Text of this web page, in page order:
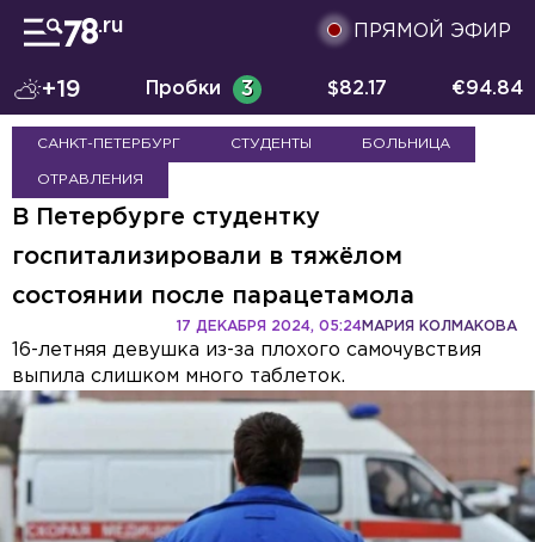
ПРЯМОЙ ЭФИР
+19 Пробки 3 $82.17 €94.84
САНКТ-ПЕТЕРБУРГ СТУДЕНТЫ БОЛЬНИЦА
ОТРАВЛЕНИЯ
В Петербурге студентку
госпитализировали в тяжёлом
состоянии после парацетамола
МАРИЯ КОЛМАКОВА
17 ДЕКАБРЯ 2024, 05:24
16-летняя девушка из-за плохого самочувствия
выпила слишком много таблеток.